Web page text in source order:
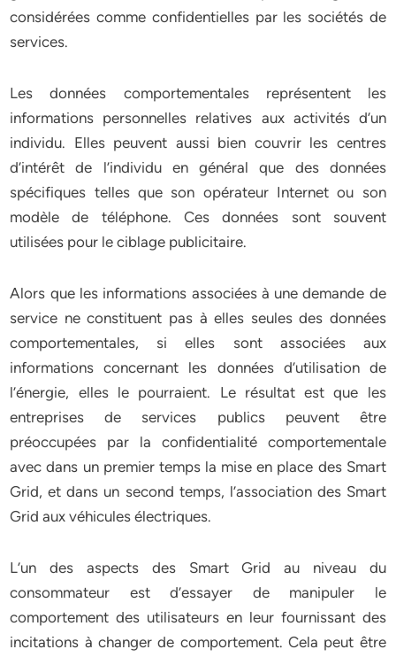
considérées comme confidentielles par les sociétés de
services.
Les données comportementales représentent les
informations personnelles relatives aux activités d’un
individu. Elles peuvent aussi bien couvrir les centres
d’intérêt de l’individu en général que des données
spécifiques telles que son opérateur Internet ou son
modèle de téléphone. Ces données sont souvent
utilisées pour le ciblage publicitaire.
Alors que les informations associées à une demande de
service ne constituent pas à elles seules des données
comportementales, si elles sont associées aux
informations concernant les données d’utilisation de
l’énergie, elles le pourraient. Le résultat est que les
entreprises de services publics peuvent être
préoccupées par la confidentialité comportementale
avec dans un premier temps la mise en place des Smart
Grid, et dans un second temps, l’association des Smart
Grid aux véhicules électriques.
L’un des aspects des Smart Grid au niveau du
consommateur est d’essayer de manipuler le
comportement des utilisateurs en leur fournissant des
incitations à changer de comportement. Cela peut être